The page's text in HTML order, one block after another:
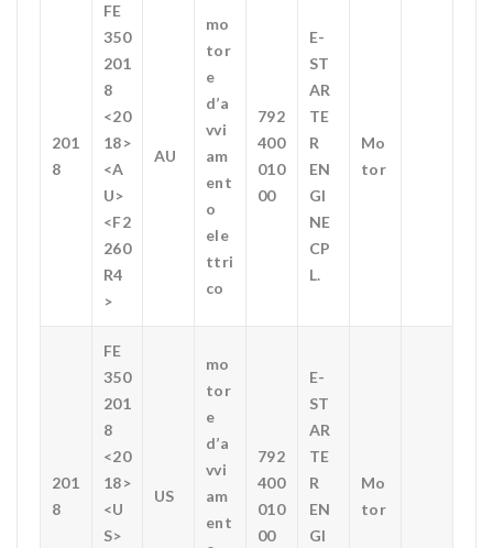
201
8
FE
350
201
8
<20
18>
<A
U>
<F2
260
R4
>
AU
mo
tor
e
d’a
vvi
am
ent
o
ele
ttri
co
792
400
010
00
E-
ST
AR
TE
R
EN
GI
NE
CP
L.
Mo
tor
201
8
FE
350
201
8
<20
18>
<U
S>
US
mo
tor
e
d’a
vvi
am
ent
792
400
010
00
E-
ST
AR
TE
R
EN
GI
Mo
tor